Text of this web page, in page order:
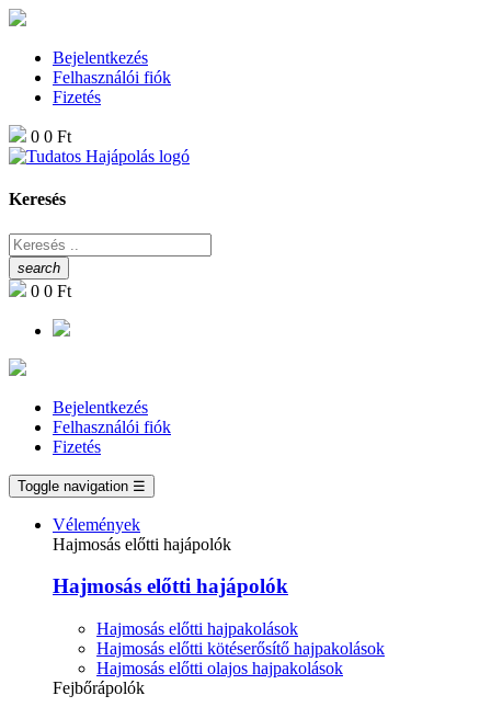
Bejelentkezés
Felhasználói fiók
Fizetés
0 0 Ft
Keresés
search
0 0 Ft
Bejelentkezés
Felhasználói fiók
Fizetés
Toggle navigation ☰
Vélemények
Hajmosás előtti hajápolók
Hajmosás előtti hajápolók
Hajmosás előtti hajpakolások
Hajmosás előtti kötéserősítő hajpakolások
Hajmosás előtti olajos hajpakolások
Fejbőrápolók